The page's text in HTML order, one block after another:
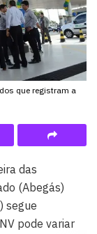
que registram a
das
(Abegás)
segue
pode variar